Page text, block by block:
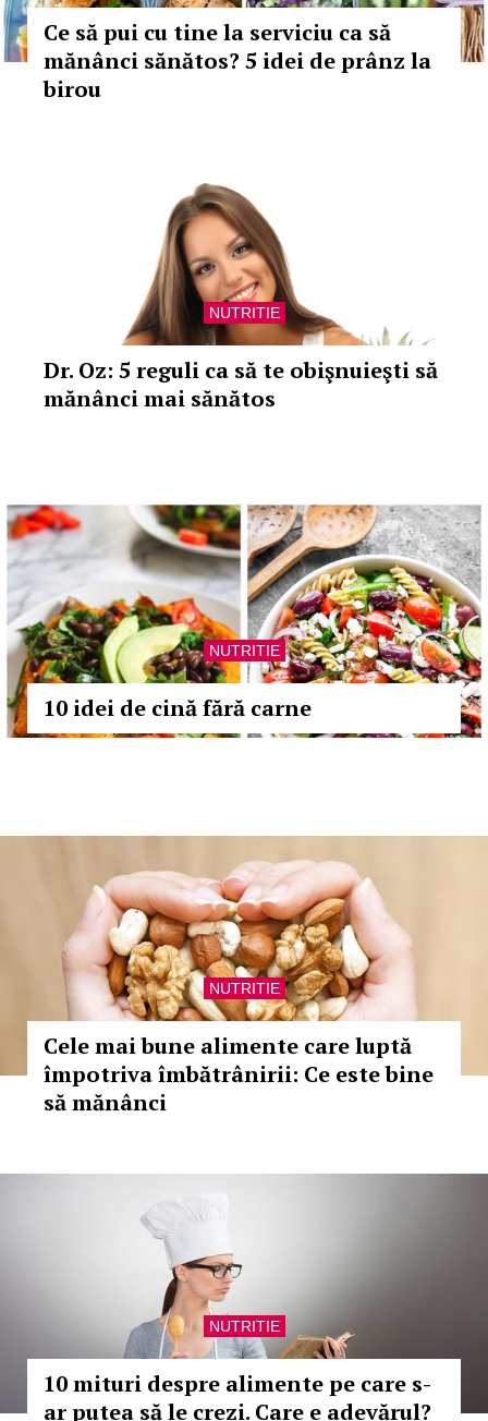
Ce să pui cu tine la serviciu ca să
mănânci sănătos? 5 idei de prânz la
birou
NUTRITIE
Dr. Oz: 5 reguli ca să te obişnuieşti să
mănânci mai sănătos
NUTRITIE
10 idei de cină fără carne
NUTRITIE
Cele mai bune alimente care luptă
împotriva îmbătrânirii: Ce este bine
să mănânci
NUTRITIE
10 mituri despre alimente pe care s-
ar putea să le crezi. Care e adevărul?